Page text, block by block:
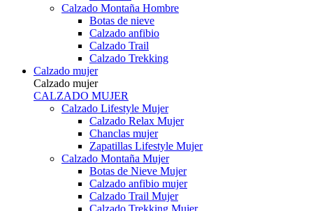
Calzado Montaña Hombre
Botas de nieve
Calzado anfibio
Calzado Trail
Calzado Trekking
Calzado mujer
Calzado mujer
CALZADO MUJER
Calzado Lifestyle Mujer
Calzado Relax Mujer
Chanclas mujer
Zapatillas Lifestyle Mujer
Calzado Montaña Mujer
Botas de Nieve Mujer
Calzado anfibio mujer
Calzado Trail Mujer
Calzado Trekking Mujer